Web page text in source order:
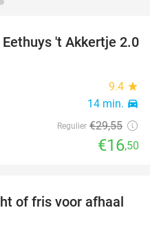
44%
't Akkertje 2.0
9.4 star
14 min. directions_car
Regulier €29,55
€16,50
48%
of fris voor afhaal